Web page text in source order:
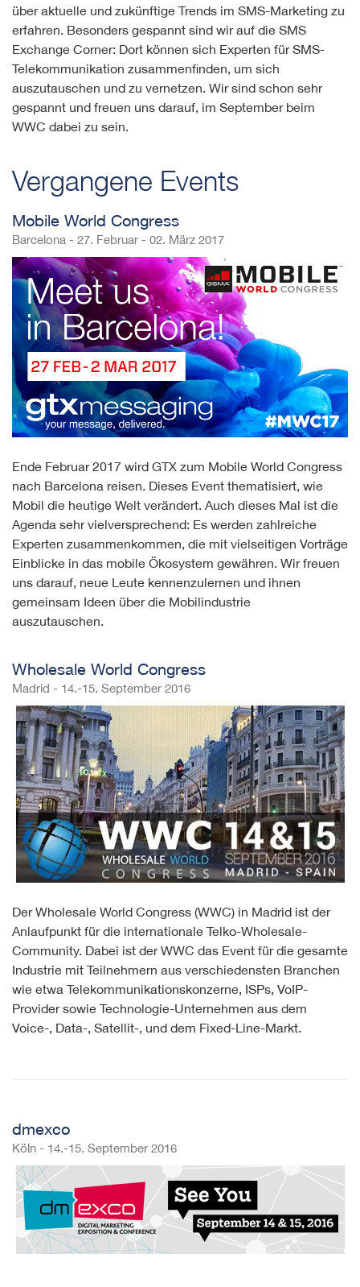
über aktuelle und zukünftige Trends im SMS-Marketing zu
erfahren. Besonders gespannt sind wir auf die SMS
Exchange Corner: Dort können sich Experten für SMS-
Telekommunikation zusammenfinden, um sich
auszutauschen und zu vernetzen. Wir sind schon sehr
gespannt und freuen uns darauf, im September beim
WWC dabei zu sein.
Vergangene Events
Mobile World Congress
Barcelona - 27. Februar - 02. März 2017
Ende Februar 2017 wird GTX zum Mobile World Congress
nach Barcelona reisen. Dieses Event thematisiert, wie
Mobil die heutige Welt verändert. Auch dieses Mal ist die
Agenda sehr vielversprechend: Es werden zahlreiche
Experten zusammenkommen, die mit vielseitigen Vorträge
Einblicke in das mobile Ökosystem gewähren. Wir freuen
uns darauf, neue Leute kennenzulernen und ihnen
gemeinsam Ideen über die Mobilindustrie
auszutauschen.
Wholesale World Congress
Madrid - 14.-15. September 2016
Der Wholesale World Congress (WWC) in Madrid ist der
Anlaufpunkt für die internationale Telko-Wholesale-
Community. Dabei ist der WWC das Event für die gesamte
Industrie mit Teilnehmern aus verschiedensten Branchen
wie etwa Telekommunikationskonzerne, ISPs, VoIP-
Provider sowie Technologie-Unternehmen aus dem
Voice-, Data-, Satellit-, und dem Fixed-Line-Markt.
dmexco
Köln - 14.-15. September 2016